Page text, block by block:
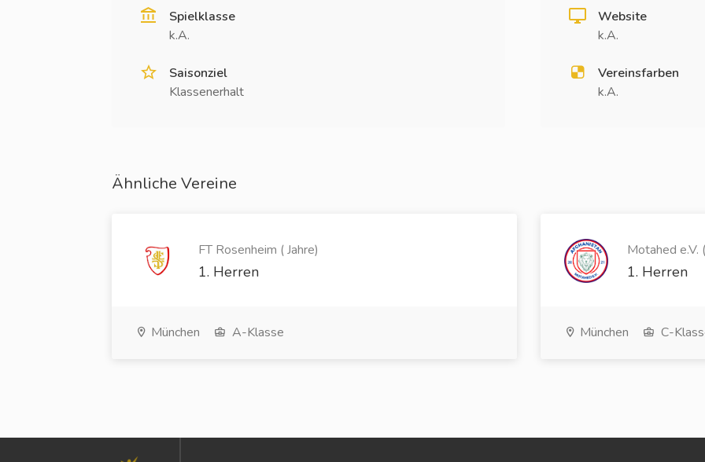
Spielklasse
k.A.
Saisonziel
Klassenerhalt
Website
k.A.
Vereinsfarben
k.A.
Ähnliche Vereine
FT Rosenheim ( Jahre)
1. Herren
München A-Klasse
Motahed e.V.
1. Herren
München C-